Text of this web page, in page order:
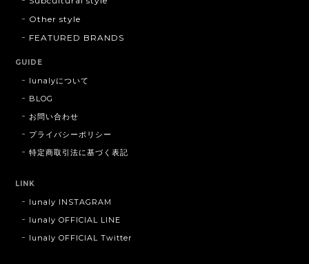
Other style
FEATURED BRANDS
GUIDE
lunalyについて
BLOG
お問い合わせ
プライバシーポリシー
特定商取引法に基づく表記
LINK
lunaly INSTAGRAM
lunaly OFFICIAL LINE
lunaly OFFICIAL Twitter